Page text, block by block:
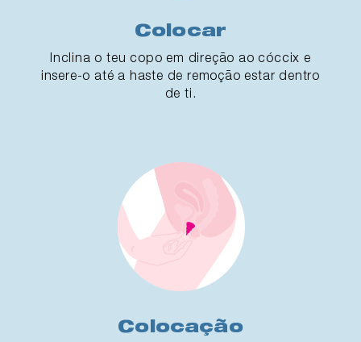
Colocar
Inclina o teu copo em direção ao cóccix e
insere-o até a haste de remoção estar dentro
de ti.
Colocação